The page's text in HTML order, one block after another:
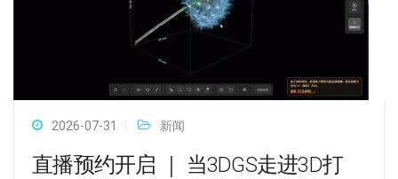
2026-07-31 新闻
直播预约开启 ｜ 当3DGS走进3D打